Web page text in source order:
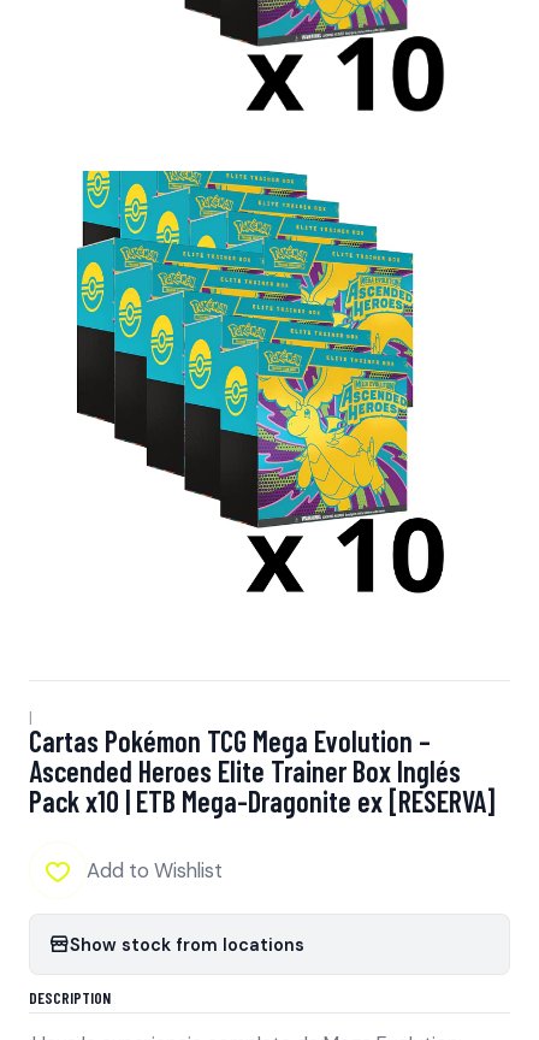
|
Cartas Pokémon TCG Mega Evolution –
Ascended Heroes Elite Trainer Box Inglés
Pack x10 | ETB Mega-Dragonite ex [RESERVA]
Add to Wishlist
Show stock from locations
DESCRIPTION